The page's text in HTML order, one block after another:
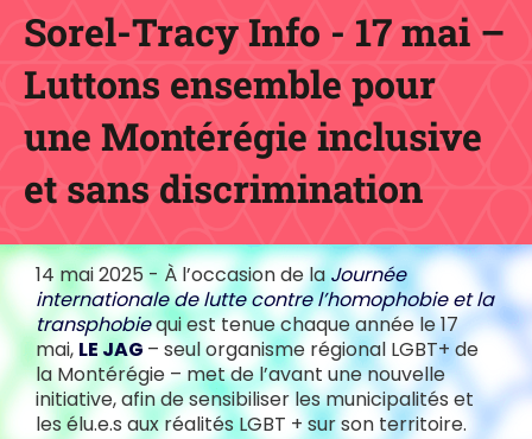
Sorel-Tracy Info - 17 mai –
Luttons ensemble pour
une Montérégie inclusive
et sans discrimination
14 mai 2025 - À l’occasion de la Journée
internationale de lutte contre l’homophobie et la
transphobiequi est tenue chaque année le 17
mai, LE JAG – seul organisme régional LGBT+ de
la Montérégie – met de l’avant une nouvelle
initiative, afin de sensibiliser les municipalités et
les élu.e.s aux réalités LGBT + sur son territoire.